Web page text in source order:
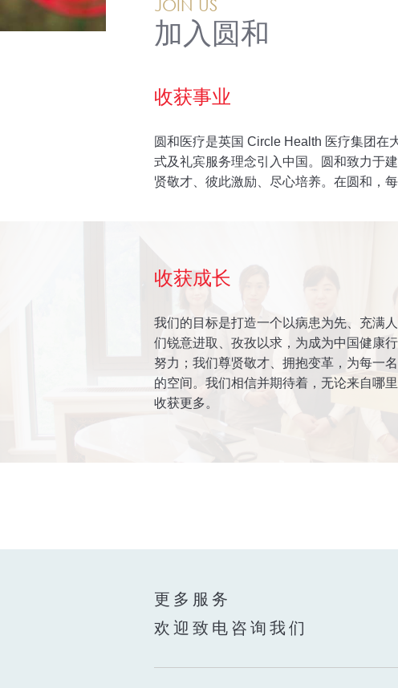
JOIN US
加入圆和
收获事业
圆和医疗是英国 Circle Health 医疗集团在
式及礼宾服务理念引入中国。圆和致力于
贤敬才、彼此激励、尽心培养。在圆和，
收获成长
我们的目标是打造一个以病患为先、充满
们锐意进取、孜孜以求，为成为中国健康
努力；我们尊贤敬才、拥抱变革，为每一
的空间。我们相信并期待着，无论来自哪
收获更多。
更多服务
欢迎致电咨询我们